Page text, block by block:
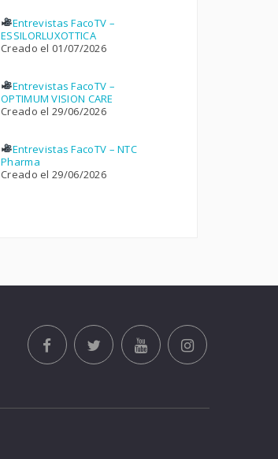
Entrevistas FacoTV –
ESSILORLUXOTTICA
Creado el 01/07/2026
Entrevistas FacoTV –
OPTIMUM VISION CARE
Creado el 29/06/2026
Entrevistas FacoTV – NTC
Pharma
Creado el 29/06/2026